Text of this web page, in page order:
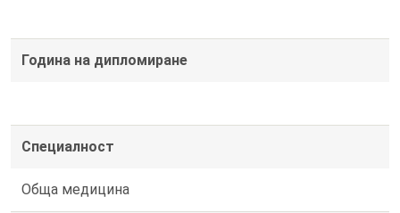
Година на дипломиране
Специалност
Обща медицина